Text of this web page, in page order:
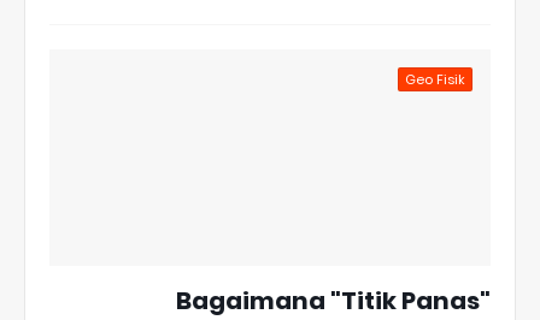
Geo Fisik
Bagaimana "Titik Panas"